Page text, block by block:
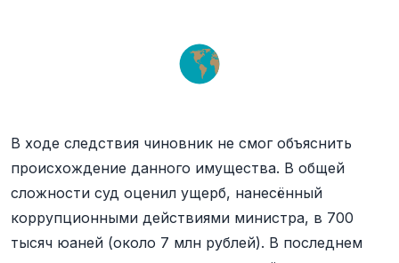
В ходе следствия чиновник не смог объяснить
происхождение данного имущества. В общей
сложности суд оценил ущерб, нанесённый
коррупционными действиями министра, в 700
тысяч юаней (около 7 млн рублей). В последнем